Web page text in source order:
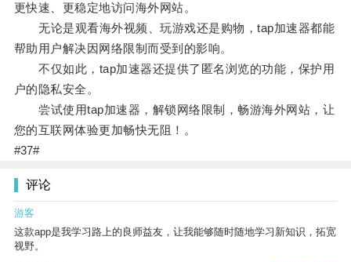
更快速、更稳定地访问海外网站。
无论是观看海外视频、玩游戏还是购物，tap加速器都能
帮助用户解决因网络限制而受到的影响。
不仅如此，tap加速器还提供了匿名浏览的功能，保护用
户的隐私安全。
尝试使用tap加速器，解锁网络限制，畅游海外网站，让
您的互联网体验更加畅快无阻！。
#37#
评论
游客
这款app是我学习路上的良师益友，让我能够随时随地学习新知识，拓宽
视野。